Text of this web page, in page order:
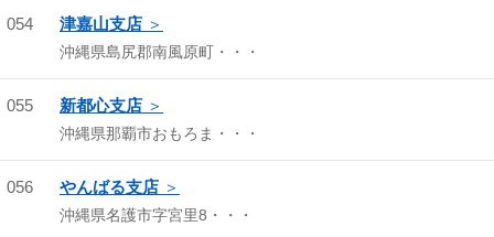
054 津嘉山支店
沖縄県島尻郡南風原町・・・
055 新都心支店
沖縄県那覇市おもろま・・・
056 やんばる支店
沖縄県名護市字宮里8・・・